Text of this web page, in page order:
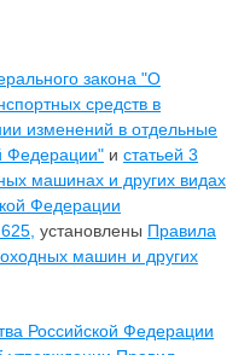
закона "О
средств в
изменений в отдельные
Федерации" и статьей 3
машинах и других видах
Федерации
установлены Правила
машин и других
Российской Федерации